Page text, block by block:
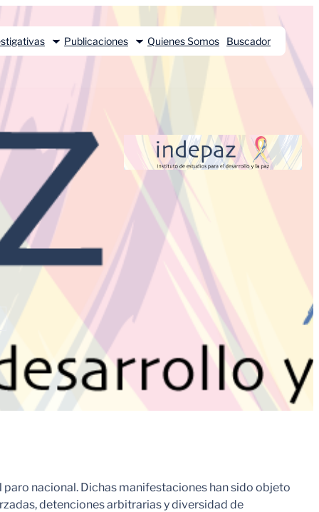
Publicaciones Quienes Somos Buscador
paro nacional. Dichas manifestaciones han sido objeto
detenciones arbitrarias y diversidad de